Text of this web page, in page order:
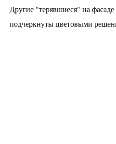
Другие "терявшиеся" на
подчеркнуты цветовыми